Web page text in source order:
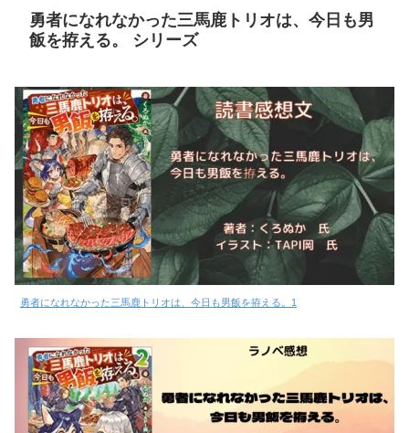
勇者になれなかった三馬鹿トリオは、今日も男
飯を拵える。 シリーズ
勇者になれなかった三馬鹿トリオは、今日も男飯を拵える。1